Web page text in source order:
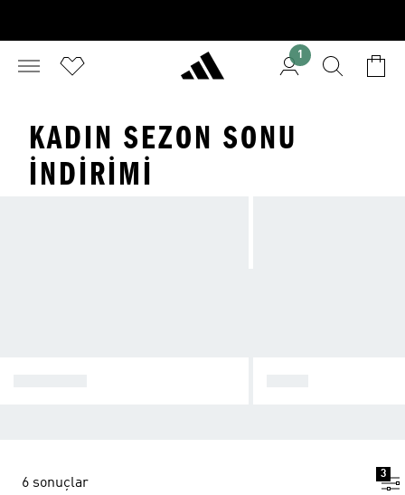
1
KADIN SEZON SONU
İNDIRIMI
6 sonuçlar
3